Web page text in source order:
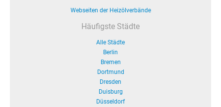
Webseiten der Heizölverbände
Häufigste Städte
Alle Städte
Berlin
Bremen
Dortmund
Dresden
Duisburg
Düsseldorf